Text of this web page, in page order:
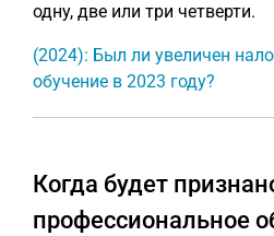
одну, две или три четверти.
(2024): Был ли увеличен
обучение в 2023 году?
Когда будет
профессиональное